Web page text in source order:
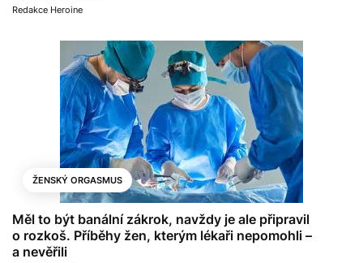
Redakce Heroine
ŽENSKÝ ORGASMUS
Měl to být banální zákrok, navždy je ale připravil
o rozkoš. Příběhy žen, kterým lékaři nepomohli –
a nevěřili